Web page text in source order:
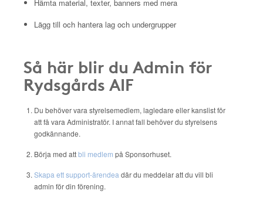
Hämta material, texter, banners med mera
Lägg till och hantera lag och undergrupper
Så här blir du Admin för
Rydsgårds AIF
Du behöver vara styrelsemedlem, lagledare eller kanslist för
att få vara Administratör. I annat fall behöver du styrelsens
godkännande.
Börja med attbli medlem på Sponsorhuset.
Skapa ett support-ärendea där du meddelar att du vill bli
admin för din förening.